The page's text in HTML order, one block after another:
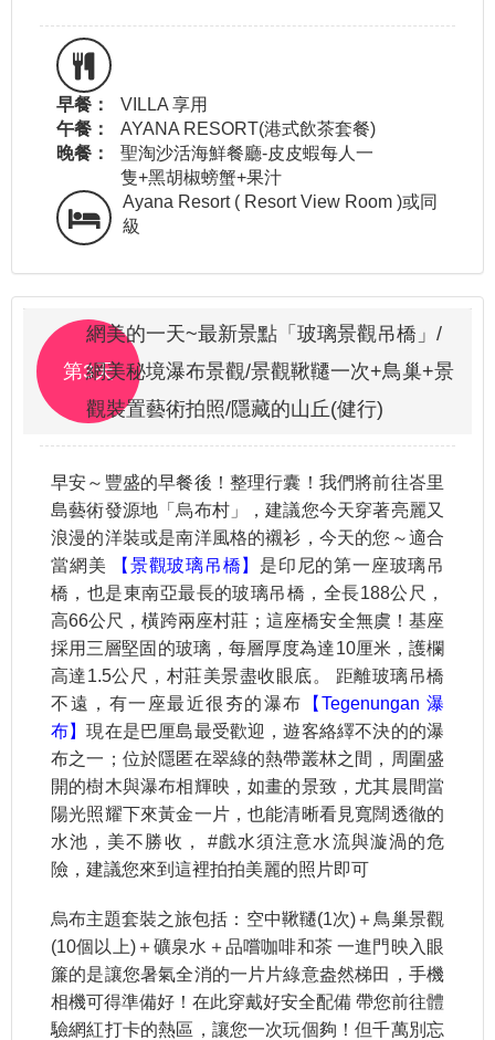
早餐：
VILLA 享用
午餐：
AYANA RESORT(港式飲茶套餐)
晚餐：
聖淘沙活海鮮餐廳-皮皮蝦每人一
隻+黑胡椒螃蟹+果汁
Ayana Resort ( Resort View Room )或同
級
第3天
網美的一天~最新景點「玻璃景觀吊橋」/
網美秘境瀑布景觀/景觀鞦韆一次+鳥巢+景
觀裝置藝術拍照/隱藏的山丘(健行)
早安～豐盛的早餐後！整理行囊！我們將前往峇里
島藝術發源地「烏布村」，建議您今天穿著亮麗又
浪漫的洋裝或是南洋風格的襯衫，今天的您～適合
當網美
【景觀玻璃吊橋】 是印尼的第一座玻璃吊
橋，也是東南亞最長的玻璃吊橋，全長188公尺，
高66公尺，橫跨兩座村莊；這座橋安全無虞！基座
採用三層堅固的玻璃，每層厚度為達10厘米，護欄
高達1.5公尺，村莊美景盡收眼底。 距離玻璃吊橋
不遠，有一座最近很夯的瀑布
【Tegenungan 瀑
布】現在是巴厘島最受歡迎，遊客絡繹不決的的瀑
布之一；位於隱匿在翠綠的熱帶叢林之間，周圍盛
開的樹木與瀑布相輝映，如畫的景致，尤其晨間當
陽光照耀下來黃金一片，也能清晰看見寬闊透徹的
水池，美不勝收， #戲水須注意水流與漩渦的危
險，建議您來到這裡拍拍美麗的照片即可
烏布主題套裝之旅包括：空中鞦韆(1次)＋鳥巢景觀
(10個以上)＋礦泉水＋品嚐咖啡和茶 一進門映入眼
簾的是讓您暑氣全消的一片片綠意盎然梯田，手機
相機可得準備好！在此穿戴好安全配備 帶您前往體
驗網紅打卡的熱區，讓您一次玩個夠！但千萬別忘